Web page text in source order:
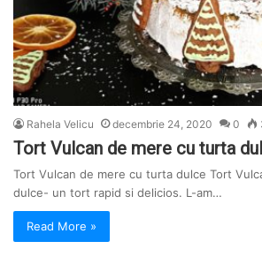
Rahela Velicu decembrie 24, 2020 0
Tort Vulcan de mere cu turta
Tort Vulcan de mere cu turta dulce Tort
dulce- un tort rapid si delicios. L-am…
Read More »